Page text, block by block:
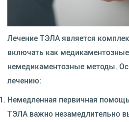
Лечение ТЭЛА является
включать как
немедикаментозные методы.
лечению:
Немедленная первичная
ТЭЛА важно незамедлительно